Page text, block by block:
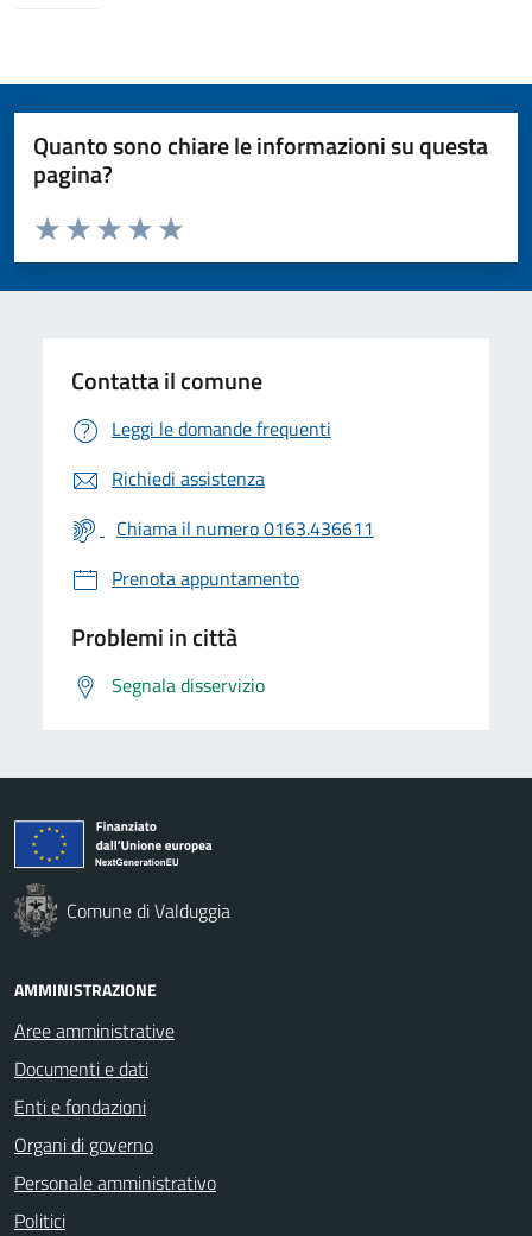
Quanto sono chiare le informazioni su questa
pagina?
Valuta da 1 a 5 stelle la pagina
Valuta 5 stelle su 5
Valuta 4 stelle su 5
Valuta 3 stelle su 5
Valuta 2 stelle su 5
Valuta 1 stelle su 5
Contatta il comune
Leggi le domande frequenti
Richiedi assistenza
Chiama il numero 0163.436611
Prenota appuntamento
Problemi in città
Segnala disservizio
Comune di Valduggia
AMMINISTRAZIONE
Aree amministrative
Documenti e dati
Enti e fondazioni
Organi di governo
Personale amministrativo
Politici